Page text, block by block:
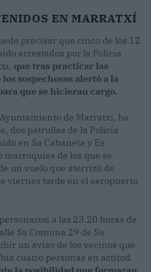
EN MARRATXÍ
precisar que cinco de los 12
arrestados por la Policía
que tras practicar las
sospechosos alertó a la
que se hicieran cargo.
de Marratxí, ha
dos patrullas de la Policía
en Sa Cabaneta y Es
marroquíes de los que se
un vuelo que aterrizó de
viernes tarde en el aeropuerto
a las 23.20 horas de
Sa Comuna 29 de Sa
un aviso de los vecinos que
cuatro personas en actitud